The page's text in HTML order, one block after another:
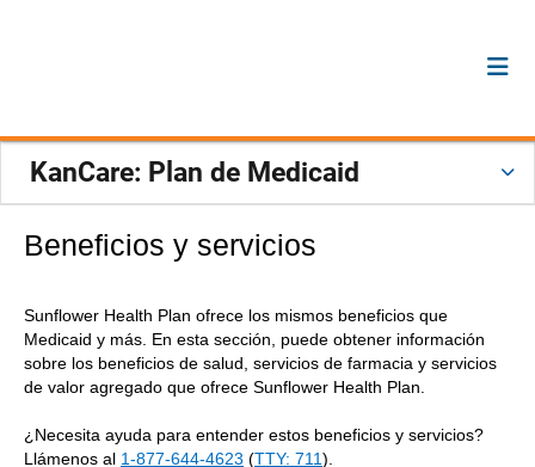
KanCare: Plan de Medicaid
Beneficios y servicios
Sunflower Health Plan ofrece los mismos beneficios que
Medicaid y más. En esta sección, puede obtener información
sobre los beneficios de salud, servicios de farmacia y servicios
de valor agregado que ofrece Sunflower Health Plan.
¿Necesita ayuda para entender estos beneficios y servicios?
Llámenos al 1-877-644-4623 (TTY: 711).